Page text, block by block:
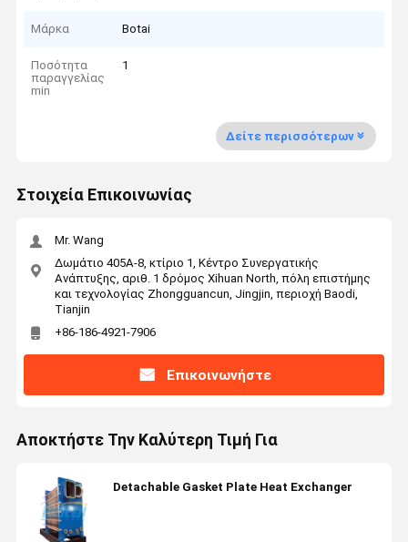
Μάρκα Botai
Ποσότητα
παραγγελίας
min
1
Δείτε περισσότερων
Στοιχεία Επικοινωνίας
Mr. Wang
Δωμάτιο 405A-8, κτίριο 1, Κέντρο Συνεργατικής
Ανάπτυξης, αριθ. 1 δρόμος Xihuan North, πόλη επιστήμης
και τεχνολογίας Zhongguancun, Jingjin, περιοχή Baodi,
Tianjin
+86-186-4921-7906
Επικοινωνήστε
Αποκτήστε Την Καλύτερη Τιμή Για
Detachable Gasket Plate Heat Exchanger